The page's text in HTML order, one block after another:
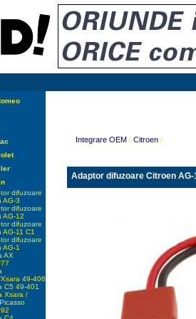
difuzoare
AG-3
difuzoare
AG-12
difuzoare
AG-11 C1
difuzoare
AG-1
AX
49-406
C5 49-401
Xsara /
Integrare OEM/ Citroen/
Adaptor difuzoare Citroen AG-